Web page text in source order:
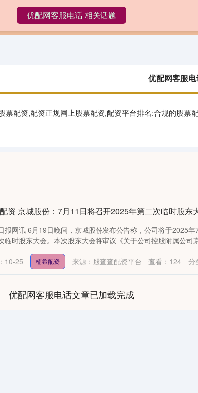
优配网客服电话 股票配资代码
优配网客服电
票配资,配资正规网上股票配资,配资平台排名:合规的股
优配网客服电话 相关话题
资 京城股份：7月11日将召开2025年第二次临时股东
报网讯 6月19日晚间，京城股份发布公告称，公司将于2025
临时股东大会。本次股东大会将审议《关于公司控股附属公司
10-25 楠希配资 来源：股查查配资平台 查看： 124 分
优配网客服电话文章已加载完成